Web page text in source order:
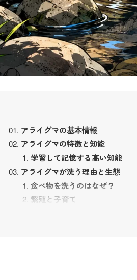
アライグマの基本情報
アライグマの特徴と知能
学習して記憶する高い知能
アライグマが洗う理由と生態
食べ物を洗うのはなぜ？
繁殖と子育て